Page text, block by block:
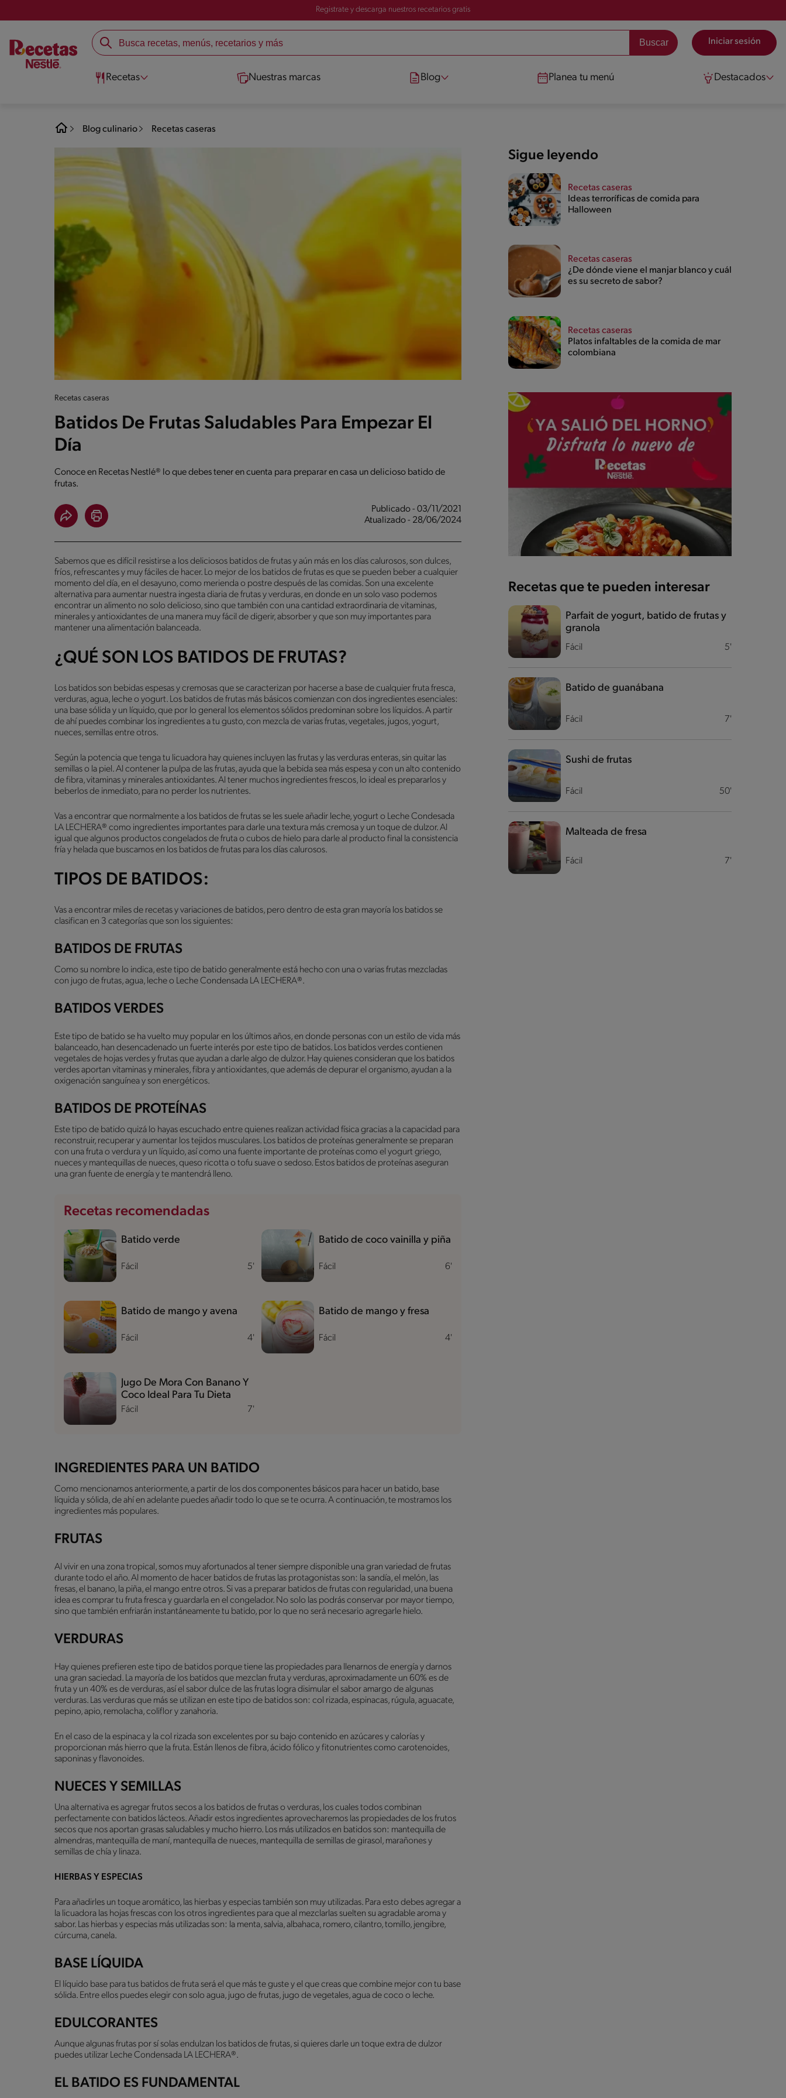
Registrate y descarga nuestros recetarios gratis
Iniciar sesión
Recetas Nuestras marcas Blog Planea tu menú Destacados
Blog culinario Recetas caseras
Recetas caseras
Batidos De Frutas Saludables Para Empezar El
Día
Conoce en Recetas Nestlé® lo que debes tener en cuenta para preparar en casa un delicioso batido de
frutas.
Publicado - 03/11/2021
Atualizado - 28/06/2024
Sabemos que es difícil resistirse a los deliciosos batidos de frutas y aún más en los días calurosos, son dulces,
fríos, refrescantes y muy fáciles de hacer. Lo mejor de los batidos de frutas es que se pueden beber a cualquier
momento del día, en el desayuno, como merienda o postre después de las comidas. Son una excelente
alternativa para aumentar nuestra ingesta diaria de frutas y verduras, en donde en un solo vaso podemos
encontrar un alimento no solo delicioso, sino que también con una cantidad extraordinaria de vitaminas,
minerales y antioxidantes de una manera muy fácil de digerir, absorber y que son muy importantes para
mantener una alimentación balanceada.
¿QUÉ SON LOS BATIDOS DE FRUTAS?
Los batidos son bebidas espesas y cremosas que se caracterizan por hacerse a base de cualquier fruta fresca,
verduras, agua, leche o yogurt. Los batidos de frutas más básicos comienzan con dos ingredientes esenciales:
una base sólida y un líquido, que por lo general los elementos sólidos predominan sobre los líquidos. A partir
de ahí puedes combinar los ingredientes a tu gusto, con mezcla de varias frutas, vegetales, jugos, yogurt,
nueces, semillas entre otros.
Según la potencia que tenga tu licuadora hay quienes incluyen las frutas y las verduras enteras, sin quitar las
semillas o la piel. Al contener la pulpa de las frutas, ayuda que la bebida sea más espesa y con un alto contenido
de fibra, vitaminas y minerales antioxidantes. Al tener muchos ingredientes frescos, lo ideal es prepararlos y
beberlos de inmediato, para no perder los nutrientes.
Vas a encontrar que normalmente a los batidos de frutas se les suele añadir leche, yogurt o Leche Condesada
LA LECHERA® como ingredientes importantes para darle una textura más cremosa y un toque de dulzor. Al
igual que algunos productos congelados de fruta o cubos de hielo para darle al producto final la consistencia
fría y helada que buscamos en los batidos de frutas para los días calurosos.
TIPOS DE BATIDOS:
Vas a encontrar miles de recetas y variaciones de batidos, pero dentro de esta gran mayoría los batidos se
clasifican en 3 categorías que son los siguientes:
BATIDOS DE FRUTAS
Como su nombre lo indica, este tipo de batido generalmente está hecho con una o varias frutas mezcladas
con jugo de frutas, agua, leche o Leche Condensada LA LECHERA®.
BATIDOS VERDES
Este tipo de batido se ha vuelto muy popular en los últimos años, en donde personas con un estilo de vida más
balanceado, han desencadenado un fuerte interés por este tipo de batidos. Los batidos verdes contienen
vegetales de hojas verdes y frutas que ayudan a darle algo de dulzor. Hay quienes consideran que los batidos
verdes aportan vitaminas y minerales, fibra y antioxidantes, que además de depurar el organismo, ayudan a la
oxigenación sanguínea y son energéticos.
BATIDOS DE PROTEÍNAS
Este tipo de batido quizá lo hayas escuchado entre quienes realizan actividad física gracias a la capacidad para
reconstruir, recuperar y aumentar los tejidos musculares. Los batidos de proteínas generalmente se preparan
con una fruta o verdura y un líquido, así como una fuente importante de proteínas como el yogurt griego,
nueces y mantequillas de nueces, queso ricotta o tofu suave o sedoso. Estos batidos de proteínas aseguran
una gran fuente de energía y te mantendrá lleno.
Recetas recomendadas
Fácil 5'
Batido verde
Fácil 6'
Batido de coco vainilla y piña
Fácil 4'
Batido de mango y avena
Fácil 4'
Batido de mango y fresa
Fácil 7'
Jugo De Mora Con Banano Y
Coco Ideal Para Tu Dieta
INGREDIENTES PARA UN BATIDO
Como mencionamos anteriormente, a partir de los dos componentes básicos para hacer un batido, base
líquida y sólida, de ahí en adelante puedes añadir todo lo que se te ocurra. A continuación, te mostramos los
ingredientes más populares.
FRUTAS
Al vivir en una zona tropical, somos muy afortunados al tener siempre disponible una gran variedad de frutas
durante todo el año. Al momento de hacer batidos de frutas las protagonistas son: la sandía, el melón, las
fresas, el banano, la piña, el mango entre otros. Si vas a preparar batidos de frutas con regularidad, una buena
idea es comprar tu fruta fresca y guardarla en el congelador. No solo las podrás conservar por mayor tiempo,
sino que también enfriarán instantáneamente tu batido, por lo que no será necesario agregarle hielo.
VERDURAS
Hay quienes prefieren este tipo de batidos porque tiene las propiedades para llenarnos de energía y darnos
una gran saciedad. La mayoría de los batidos que mezclan fruta y verduras, aproximadamente un 60% es de
fruta y un 40% es de verduras, así el sabor dulce de las frutas logra disimular el sabor amargo de algunas
verduras. Las verduras que más se utilizan en este tipo de batidos son: col rizada, espinacas, rúgula, aguacate,
pepino, apio, remolacha, coliflor y zanahoria.
En el caso de la espinaca y la col rizada son excelentes por su bajo contenido en azúcares y calorías y
proporcionan más hierro que la fruta. Están llenos de fibra, ácido fólico y fitonutrientes como carotenoides,
saponinas y flavonoides.
NUECES Y SEMILLAS
Una alternativa es agregar frutos secos a los batidos de frutas o verduras, los cuales todos combinan
perfectamente con batidos lácteos. Añadir estos ingredientes aprovecharemos las propiedades de los frutos
secos que nos aportan grasas saludables y mucho hierro. Los más utilizados en batidos son: mantequilla de
almendras, mantequilla de maní, mantequilla de nueces, mantequilla de semillas de girasol, marañones y
semillas de chía y linaza.
HIERBAS Y ESPECIAS
Para añadirles un toque aromático, las hierbas y especias también son muy utilizadas. Para esto debes agregar a
la licuadora las hojas frescas con los otros ingredientes para que al mezclarlas suelten su agradable aroma y
sabor. Las hierbas y especias más utilizadas son: la menta, salvia, albahaca, romero, cilantro, tomillo, jengibre,
cúrcuma, canela.
BASE LÍQUIDA
El líquido base para tus batidos de fruta será el que más te guste y el que creas que combine mejor con tu base
sólida. Entre ellos puedes elegir con solo agua, jugo de frutas, jugo de vegetales, agua de coco o leche.
EDULCORANTES
Aunque algunas frutas por sí solas endulzan los batidos de frutas, si quieres darle un toque extra de dulzor
puedes utilizar Leche Condensada LA LECHERA®.
EL BATIDO ES FUNDAMENTAL
Sigue leyendo
Recetas caseras
Ideas terroríficas de comida para
Halloween
Recetas caseras
¿De dónde viene el manjar blanco y cuál
es su secreto de sabor?
Recetas caseras
Platos infaltables de la comida de mar
colombiana
Recetas que te pueden interesar
Fácil 5'
Parfait de yogurt, batido de frutas y
granola
Fácil 7'
Batido de guanábana
Fácil 50'
Sushi de frutas
Fácil 7'
Malteada de fresa